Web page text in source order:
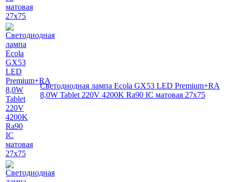
Светодиодная лампа Ecola GX53 LED Premium+RA
8,0W Tablet 220V 4200K Ra90 IC матовая 27x75